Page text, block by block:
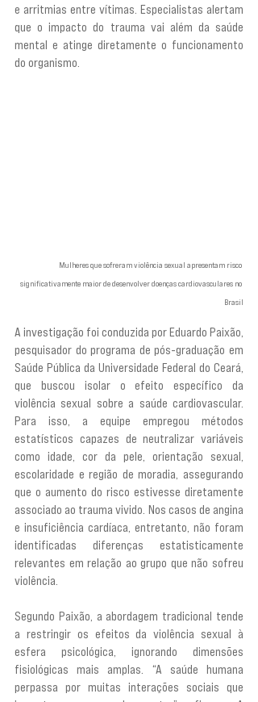
e arritmias entre vítimas. Especialistas alertam
que o impacto do trauma vai além da saúde
mental e atinge diretamente o funcionamento
do organismo.
Mulheres que sofreram violência sexual apresentam risco
significativamente maior de desenvolver doenças cardiovasculares no
Brasil
A investigação foi conduzida por Eduardo Paixão,
pesquisador do programa de pós-graduação em
Saúde Pública da Universidade Federal do Ceará,
que buscou isolar o efeito específico da
violência sexual sobre a saúde cardiovascular.
Para isso, a equipe empregou métodos
estatísticos capazes de neutralizar variáveis
como idade, cor da pele, orientação sexual,
escolaridade e região de moradia, assegurando
que o aumento do risco estivesse diretamente
associado ao trauma vivido. Nos casos de angina
e insuficiência cardíaca, entretanto, não foram
identificadas diferenças estatisticamente
relevantes em relação ao grupo que não sofreu
violência.
Segundo Paixão, a abordagem tradicional tende
a restringir os efeitos da violência sexual à
esfera psicológica, ignorando dimensões
fisiológicas mais amplas. “A saúde humana
perpassa por muitas interações sociais que